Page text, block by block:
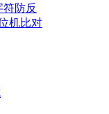
符防反
机比对